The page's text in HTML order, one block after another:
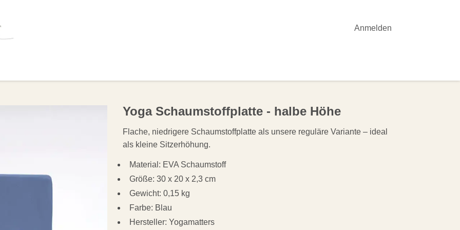
Anmelden
Yoga Schaumstoffplatte - halbe Höhe
Flache, niedrigere Schaumstoffplatte als unsere reguläre Variante – ideal
als kleine Sitzerhöhung.
Material: EVA Schaumstoff
Größe: 30 x 20 x 2,3 cm
Gewicht: 0,15 kg
Farbe: Blau
Hersteller: Yogamatters